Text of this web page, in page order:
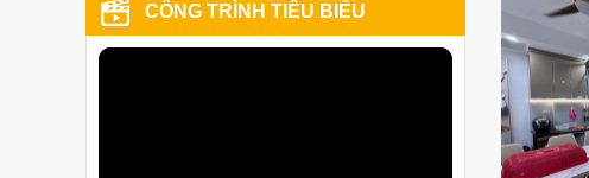
CÔNG TRÌNH TIÊU BIỂU